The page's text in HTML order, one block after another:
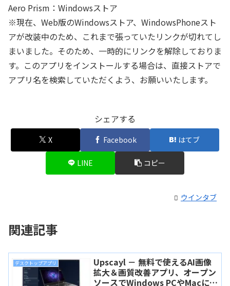
Aero Prism：Windowsストア
※現在、Web版のWindowsストア、WindowsPhoneスト
アが改装中のため、これまで張っていたリンクが切れてし
まいました。そのため、一時的にリンクを解除しておりま
す。このアプリをインストールする場合は、直接ストアで
アプリ名を検索していただくよう、お願いいたします。
シェアする
X Facebook はてブ
LINE コピー
ウインタブ
関連記事
デスクトップアプリ
Upscayl － 無料で使えるAI画像
拡大＆画質改善アプリ、オープン
ソースでWindows PCやMacに対